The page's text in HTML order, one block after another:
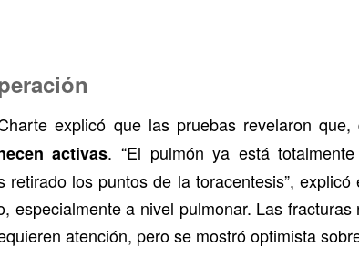
explicó que las pruebas revelaron
activas. “El pulmón ya está
retirado los puntos de la toracentesis”,
especialmente a nivel pulmonar. Las
atención, pero se mostró optimista